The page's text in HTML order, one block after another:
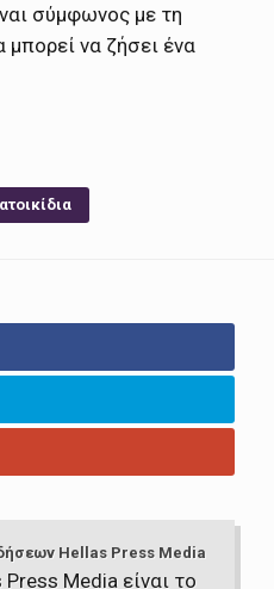
σύμφωνος με τη
μπορεί να ζήσει ένα
Hellas Press Media
Media είναι το